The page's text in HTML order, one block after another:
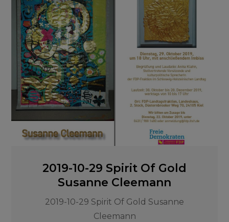
2019-10-29 Spirit Of Gold
Susanne Cleemann
2019-10-29 Spirit Of Gold Susanne
Cleemann